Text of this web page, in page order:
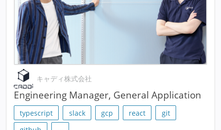
キャディ株式会社
Engineering Manager, General Application
typescript slack gcp react
git